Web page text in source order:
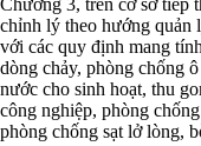
Chương 3, trên cơ sở tiếp
chỉnh lý theo hướng quản
với các quy định mang
dòng chảy, phòng chống
nước cho sinh hoạt, thu
công nghiệp, phòng
phòng chống sạt lở lòng,